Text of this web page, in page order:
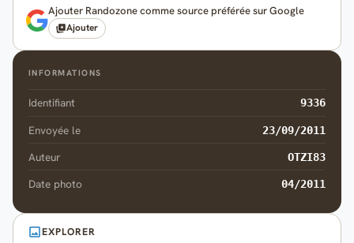
Ajouter Randozone comme source préférée sur Google
Ajouter
INFORMATIONS
Identifiant 9336
Envoyée le 23/09/2011
Auteur OTZI83
Date photo 04/2011
EXPLORER